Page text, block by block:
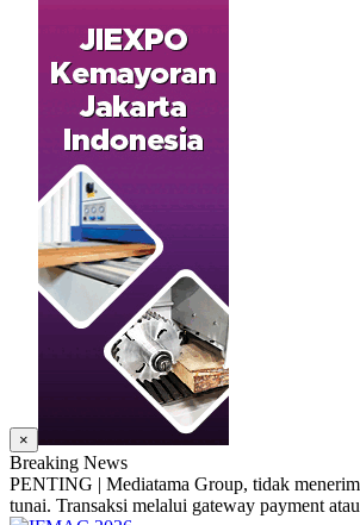
×
Breaking News
PENTING | Mediatama Group, tidak
tunai. Transaksi melalui gateway payment